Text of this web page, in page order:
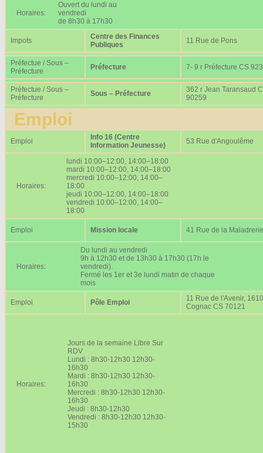
Horaires:
Ouvert du lundi au
vendredi
de 8h30 à 17h30
Impots
Centre des Finances
Publiques
11 Rue de Pons
Préfectue / Sous –
Préfecture
Préfecture 7- 9 r Préfecture CS
Préfectue / Sous –
Préfecture
Sous – Préfecture
362 r Jean Taransaud
90259
Emploi
Emploi
Info 16 (Centre
Information Jeunesse)
53 Rue d'Angoulême
Horaires:
lundi 10:00–12:00, 14:00–18:00
mardi 10:00–12:00, 14:00–18:00
mercredi 10:00–12:00, 14:00–
18:00
jeudi 10:00–12:00, 14:00–18:00
vendredi 10:00–12:00, 14:00–
18:00
Emploi Mission locale 41 Rue de la Maladrerie
Horaires:
Du lundi au vendredi
9h à 12h30 et de 13h30 à 17h30 (17h le
vendredi).
Fermé les 1er et 3e lundi matin de chaque
mois
Emploi Pôle Emploi
11 Rue de l'Avenir,
Cognac CS 70121
Horaires:
Jours de la semaine Libre Sur
RDV
Lundi : 8h30-12h30 12h30-
16h30
Mardi : 8h30-12h30 12h30-
16h30
Mercredi : 8h30-12h30 12h30-
16h30
Jeudi : 8h30-12h30
Vendredi : 8h30-12h30 12h30-
15h30